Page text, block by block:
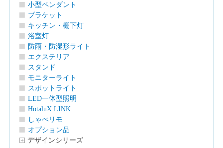
小型ペンダント
ブラケット
キッチン・棚下灯
浴室灯
防雨・防湿形ライト
エクステリア
スタンド
モニターライト
スポットライト
LED一体型照明
HotaluX LINK
しゃべリモ
オプション品
デザインシリーズ